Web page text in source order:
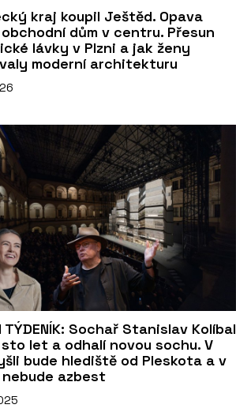
kraj koupil Ještěd. Opava
dům v centru. Přesun
lávky v Plzni a jak ženy
moderní architekturu
TÝDENÍK: Sochař Stanislav Kolíbal
let a odhalí novou sochu. V
bude hlediště od Pleskota a v
azbest